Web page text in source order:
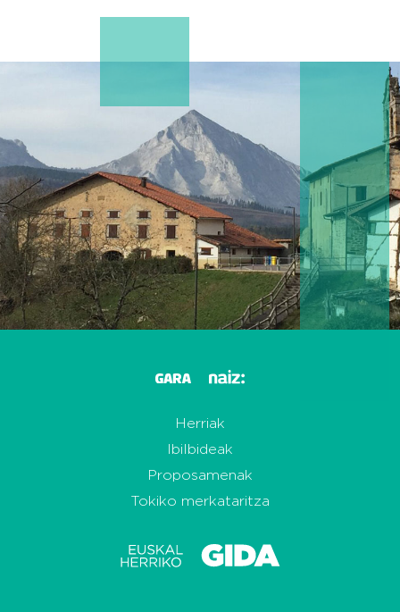
Herriak
Ibilbideak
Proposamenak
Tokiko merkataritza